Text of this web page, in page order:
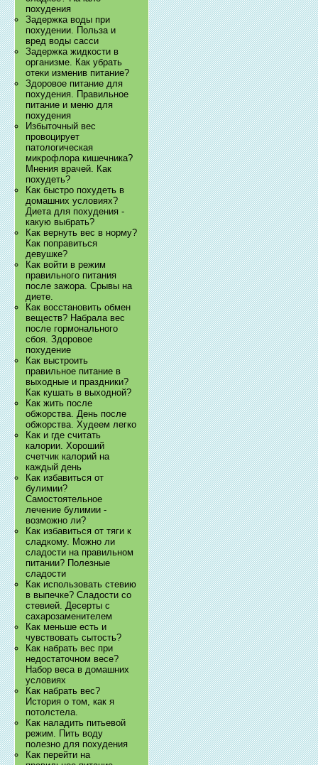
похудения
Задержка воды при
похудении. Польза и
вред воды сасси
Задержка жидкости в
организме. Как убрать
отеки изменив питание?
Здоровое питание для
похудения. Правильное
питание и меню для
похудения
Избыточный вес
провоцирует
патологическая
микрофлора кишечника?
Мнения врачей. Как
похудеть?
Как быстро похудеть в
домашних условиях?
Диета для похудения -
какую выбрать?
Как вернуть вес в норму?
Как поправиться
девушке?
Как войти в режим
правильного питания
после зажора. Срывы на
диете.
Как восстановить обмен
веществ? Набрала вес
после гормонального
сбоя. Здоровое
похудение
Как выстроить
правильное питание в
выходные и праздники?
Как кушать в выходной?
Как жить после
обжорства. День после
обжорства. Худеем легко
Как и где считать
калории. Хороший
счетчик калорий на
каждый день
Как избавиться от
булимии?
Самостоятельное
лечение булимии -
возможно ли?
Как избавиться от тяги к
сладкому. Можно ли
сладости на правильном
питании? Полезные
сладости
Как использовать стевию
в выпечке? Сладости со
стевией. Десерты с
сахарозаменителем
Как меньше есть и
чувствовать сытость?
Как набрать вес при
недостаточном весе?
Набор веса в домашних
условиях
Как набрать вес?
История о том, как я
потолстела.
Как наладить питьевой
режим. Пить воду
полезно для похудения
Как перейти на